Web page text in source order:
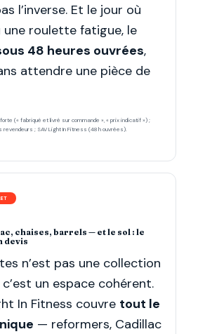
l’inverse. Et le jour où
une roulette fatigue, le
48 heures ouvrées,
attendre une pièce de
(« fabriqué et livré sur commande », « prix indicatif ») ;
; SAV Light In Fitness (48 h ouvrées).
chaises, barrels — et le sol : le
devis
n’est pas une collection
un espace cohérent.
In Fitness couvre tout le
— reformers, Cadillac